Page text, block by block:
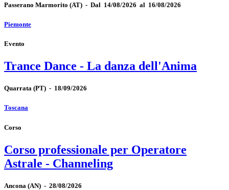
Passerano Marmorito (AT) - Dal 14/08/2026 al 16/08/2026
Piemonte
Evento
Trance Dance - La danza dell'Anima
Quarrata (PT) - 18/09/2026
Toscana
Corso
Corso professionale per Operatore
Astrale - Channeling
Ancona (AN) - 28/08/2026